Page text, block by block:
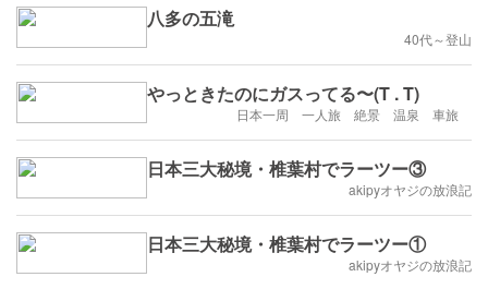
八多の五滝
40代～登山
やっときたのにガスってる〜(T . T)
日本一周 一人旅 絶景 温泉 車旅
日本三大秘境・椎葉村でラーツー③
akipyオヤジの放浪記
日本三大秘境・椎葉村でラーツー①
akipyオヤジの放浪記